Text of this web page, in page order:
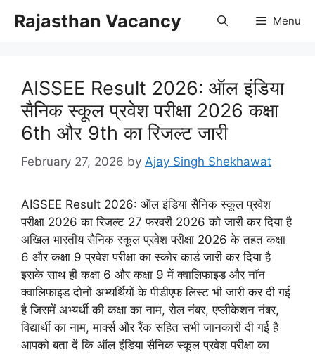
Rajasthan Vacancy Menu
AISSEE Result 2026: ऑल इंडिया
सैनिक स्कूल प्रवेश परीक्षा 2026 कक्षा
6th और 9th का रिजल्ट जारी
February 27, 2026 by Ajay Singh Shekhawat
AISSEE Result 2026: ऑल इंडिया सैनिक स्कूल प्रवेश
परीक्षा 2026 का रिजल्ट 27 फरवरी 2026 को जारी कर दिया है
अखिल भारतीय सैनिक स्कूल प्रवेश परीक्षा 2026 के तहत कक्षा
6 और कक्षा 9 प्रवेश परीक्षा का स्कोर कार्ड जारी कर दिया है
इसके साथ ही कक्षा 6 और कक्षा 9 में क्वालिफाइड और नॉन
क्वालिफाइड दोनों अभ्यर्थियों के पीडीएफ लिस्ट भी जारी कर दी गई
है जिसमें अभ्यर्थी की कक्षा का नाम, रोल नंबर, एप्लीकेशन नंबर,
विद्यार्थी का नाम, मार्क्स और रैंक सहित सभी जानकारी दी गई है
आपको बता दें कि ऑल इंडिया सैनिक स्कूल प्रवेश परीक्षा का